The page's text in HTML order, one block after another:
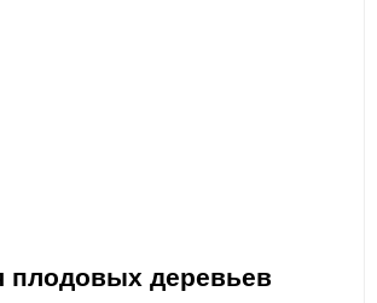
деревьев